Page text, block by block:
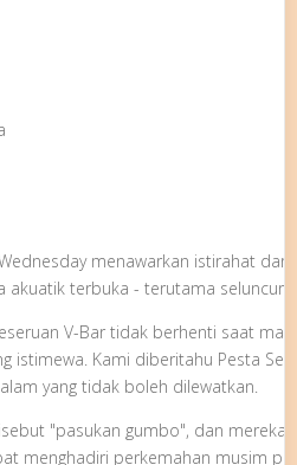
menawarkan istirahat
akuatik terbuka - terutama
V-Bar tidak berhenti saat
istimewa. Kami diberitahu Pesta
yang tidak boleh dilewatkan.
"pasukan gumbo", dan mereka
menghadiri perkemahan musim